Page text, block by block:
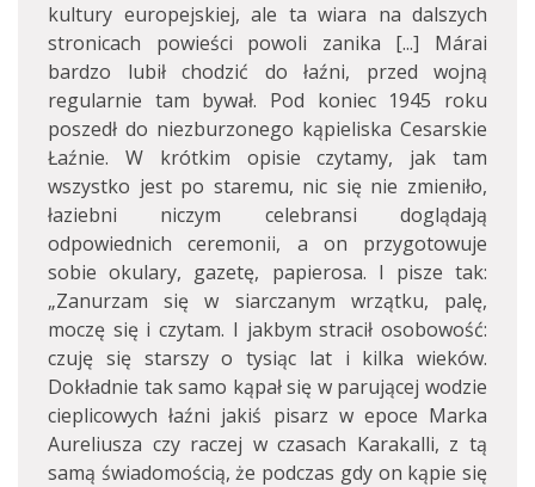
kultury europejskiej, ale ta wiara na dalszych
stronicach powieści powoli zanika [...] Márai
bardzo lubił chodzić do łaźni, przed wojną
regularnie tam bywał. Pod koniec 1945 roku
poszedł do niezburzonego kąpieliska Cesarskie
Łaźnie. W krótkim opisie czytamy, jak tam
wszystko jest po staremu, nic się nie zmieniło,
łaziebni niczym celebransi doglądają
odpowiednich ceremonii, a on przygotowuje
sobie okulary, gazetę, papierosa. I pisze tak:
„Zanurzam się w siarczanym wrzątku, palę,
moczę się i czytam. I jakbym stracił osobowość:
czuję się starszy o tysiąc lat i kilka wieków.
Dokładnie tak samo kąpał się w parującej wodzie
cieplicowych łaźni jakiś pisarz w epoce Marka
Aureliusza czy raczej w czasach Karakalli, z tą
samą świadomością, że podczas gdy on kąpie się